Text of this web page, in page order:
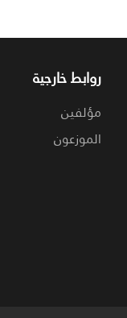
روابط خارجية
مؤلفين
الموزعون